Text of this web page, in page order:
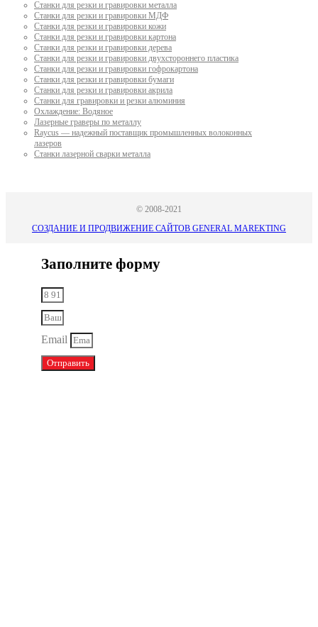
Станки для резки и гравировки металла
Станки для резки и гравировки МДФ
Станки для резки и гравировки кожи
Станки для резки и гравировки картона
Станки для резки и гравировки дерева
Станки для резки и гравировки двухстороннего пластика
Станки для резки и гравировки гофрокартона
Станки для резки и гравировки бумаги
Станки для резки и гравировки акрила
Станки для гравировки и резки алюминия
Охлаждение: Водяное
Лазерные граверы по металлу
Raycus — надежный поставщик промышленных волоконных
лазеров
Cтанки лазерной сварки металла
© 2008-2021
СОЗДАНИЕ И ПРОДВИЖЕНИЕ САЙТОВ GENERAL MAREKTING
Заполните форму
Email
Отправить